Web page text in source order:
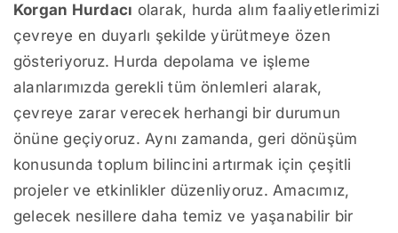
Korgan Hurdacı olarak, hurda alım faaliyetlerimizi
çevreye en duyarlı şekilde yürütmeye özen
gösteriyoruz. Hurda depolama ve işleme
alanlarımızda gerekli tüm önlemleri alarak,
çevreye zarar verecek herhangi bir durumun
önüne geçiyoruz. Aynı zamanda, geri dönüşüm
konusunda toplum bilincini artırmak için çeşitli
projeler ve etkinlikler düzenliyoruz. Amacımız,
gelecek nesillere daha temiz ve yaşanabilir bir